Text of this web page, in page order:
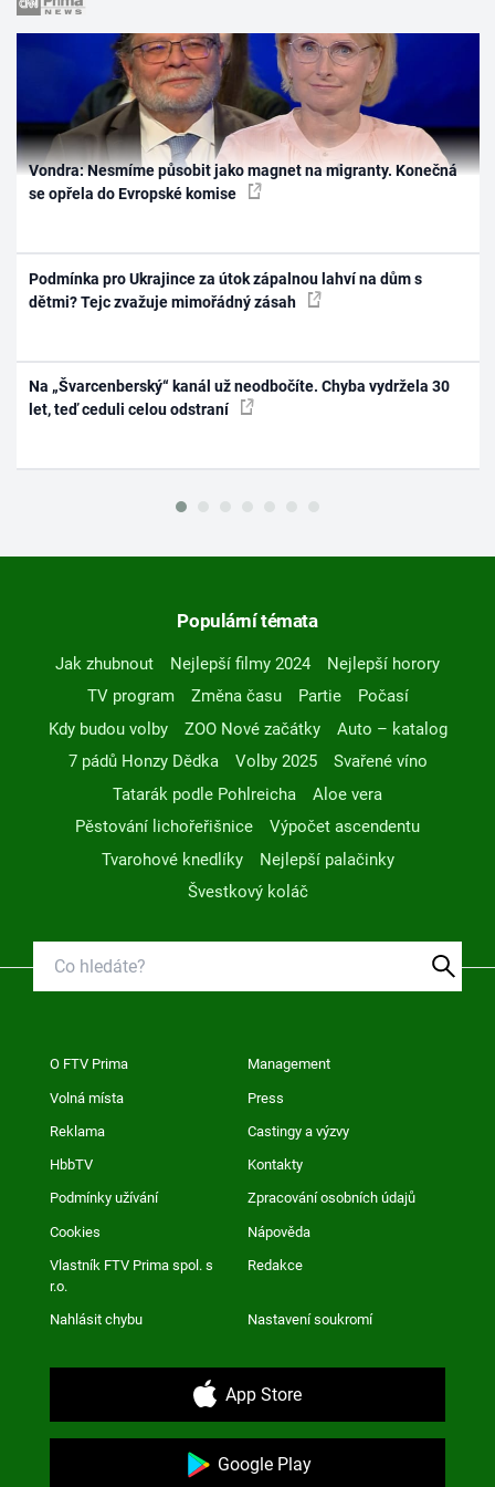
Vondra: Nesmíme působit jako magnet na migranty. Konečná
se opřela do Evropské komise
Podmínka pro Ukrajince za útok zápalnou lahví na dům s
dětmi? Tejc zvažuje mimořádný zásah
Na „Švarcenberský“ kanál už neodbočíte. Chyba vydržela 30
let, teď ceduli celou odstraní
Populární témata
Jak zhubnout Nejlepší filmy 2024
Nejlepší horory
TV program
Změna času Partie
Počasí
Kdy budou volby
ZOO Nové začátky
Auto – katalog
7 pádů Honzy Dědka
Volby 2025
Svařené víno
Tatarák podle Pohlreicha
Aloe vera
Pěstování lichořeřišnice
Výpočet ascendentu
Tvarohové knedlíky
Nejlepší palačinky
Švestkový koláč
O FTV Prima Management
Volná místa Press
Reklama Castingy a výzvy
HbbTV Kontakty
Podmínky užívání Zpracování osobních údajů
Cookies Nápověda
Vlastník FTV Prima spol. s
r.o.
Redakce
Nahlásit chybu Nastavení soukromí
App Store
Google Play